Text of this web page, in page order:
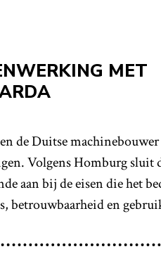
MET
de Duitse machinebouwer
Volgens Homburg sluit
aan bij de eisen die het
betrouwbaarheid en